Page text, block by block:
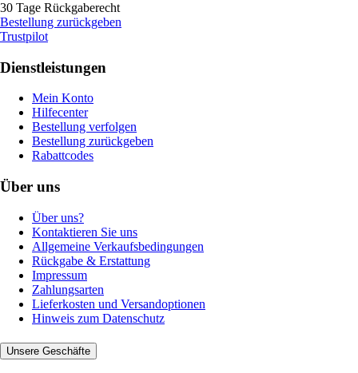
30 Tage Rückgaberecht
Bestellung zurückgeben
Trustpilot
Dienstleistungen
Mein Konto
Hilfecenter
Bestellung verfolgen
Bestellung zurückgeben
Rabattcodes
Über uns
Über uns?
Kontaktieren Sie uns
Allgemeine Verkaufsbedingungen
Rückgabe & Erstattung
Impressum
Zahlungsarten
Lieferkosten und Versandoptionen
Hinweis zum Datenschutz
Unsere Geschäfte